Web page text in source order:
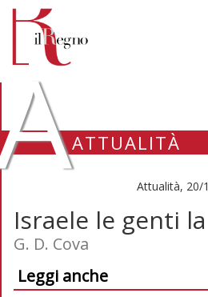
ATTUALITÀ
Attualità, 20/
Israele le genti
G. D. Cova
Leggi anche